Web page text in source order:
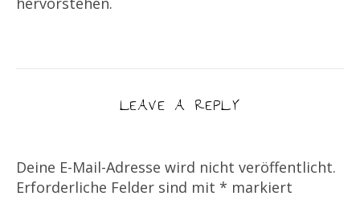
LEAVE A REPLY
Deine E-Mail-Adresse wird nicht veröffentlicht.
Erforderliche Felder sind mit * markiert